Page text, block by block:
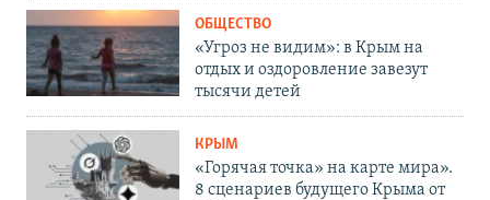
ОБЩЕСТВО
«Угроз не видим»: в Крым на
отдых и оздоровление завезут
тысячи детей
КРЫМ
«Горячая точка» на карте мира».
8 сценариев будущего Крыма от